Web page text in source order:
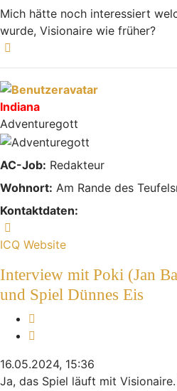
Mich hätte noch interessiert
wurde, Visionaire wie früher?
Indiana
Adventuregott
AC-Job: Redakteur
Wohnort: Am Rande des
Kontaktdaten:
ICQ Website
Interview mit Poki (Jan
und Spiel Dünnes Eis
16.05.2024, 15:36
Ja, das Spiel läuft mit